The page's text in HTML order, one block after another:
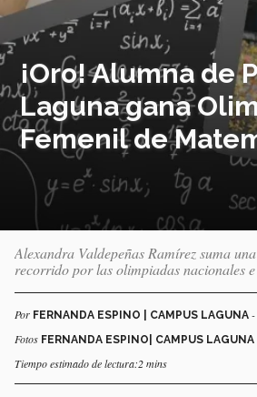
¡Oro! Alumna de
Laguna gana
Femenil de
Alexandra Valdepeñas Ramírez suma
recorrido por las olimpiadas nacionales
Por FERNANDA ESPINO | CAMPUS LAGUNA -
Fotos FERNANDA ESPINO| CAMPUS LAGUNA
Tiempo estimado de lectura:2 mins